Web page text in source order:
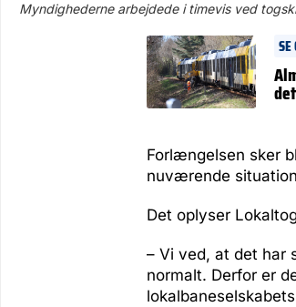
Myndighederne arbejdede i timevis ved
SE
Forlængelsen sker
nuværende
Det oplyser
– Vi ved, at det har
normalt. Derfor er